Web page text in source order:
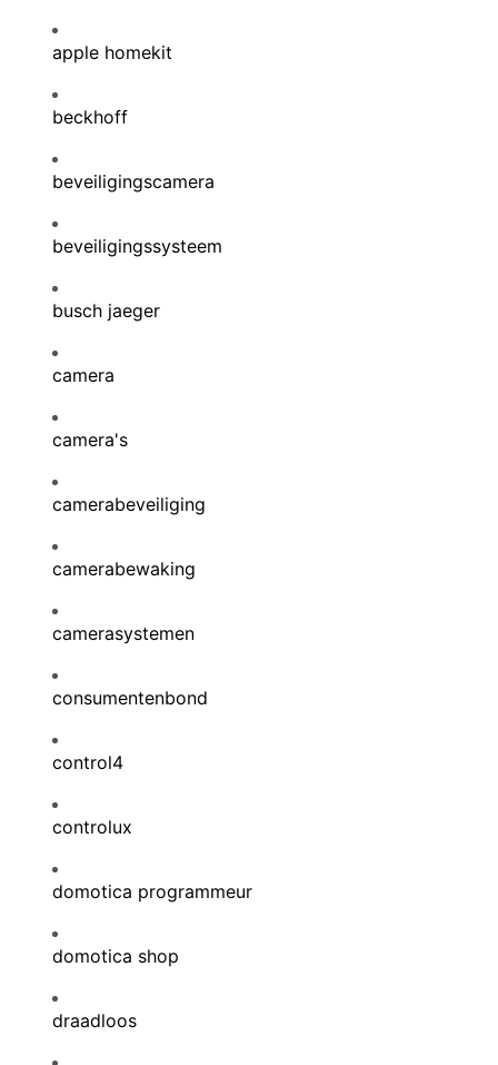
apple homekit
beckhoff
beveiligingscamera
beveiligingssysteem
busch jaeger
camera
camera's
camerabeveiliging
camerabewaking
camerasystemen
consumentenbond
control4
controlux
domotica programmeur
domotica shop
draadloos